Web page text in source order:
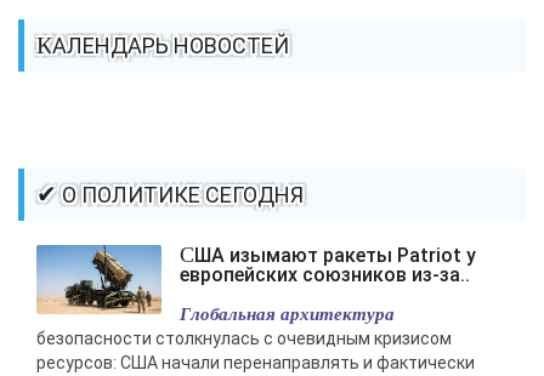
КАЛЕНДАРЬ НОВОСТЕЙ
✔ О ПОЛИТИКЕ СЕГОДНЯ
США изымают ракеты Patriot у
европейских союзников из-за..
Глобальная архитектура
безопасности столкнулась с очевидным кризисом
ресурсов: США начали перенаправлять и фактически